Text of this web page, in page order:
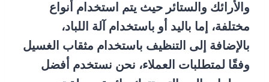
والأرائك والستائر حيث يتم استخدام أنواع
مختلفة، إما باليد أو باستخدام آلة اللباد،
بالإضافة إلى التنظيف باستخدام مثقاب الغسيل
وفقًا لمتطلبات العملاء، نحن نستخدم أفضل